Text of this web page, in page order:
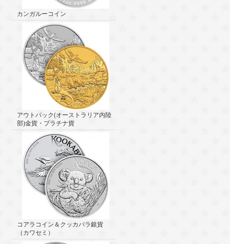
カンガルーコイン
アウトバック(オーストラリア内陸
部)金貨・プラチナ貨
コアラコイン＆クッカバラ銀貨
（カワセミ）